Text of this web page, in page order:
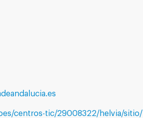
centros-tic/29008322/helvia/sitio/